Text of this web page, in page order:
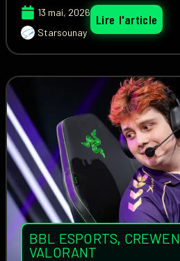
13 mai, 2026
Starsounay
Lire l'article
BBL ESPORTS, CREWEN
VALORANT